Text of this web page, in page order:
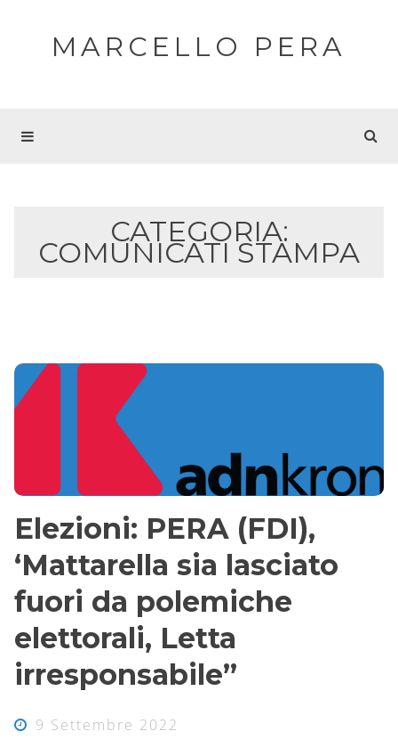
MARCELLO PERA
CATEGORIA:
COMUNICATI STAMPA
Elezioni: PERA (FDI),
‘Mattarella sia lasciato
fuori da polemiche
elettorali, Letta
irresponsabile”
9 Settembre 2022